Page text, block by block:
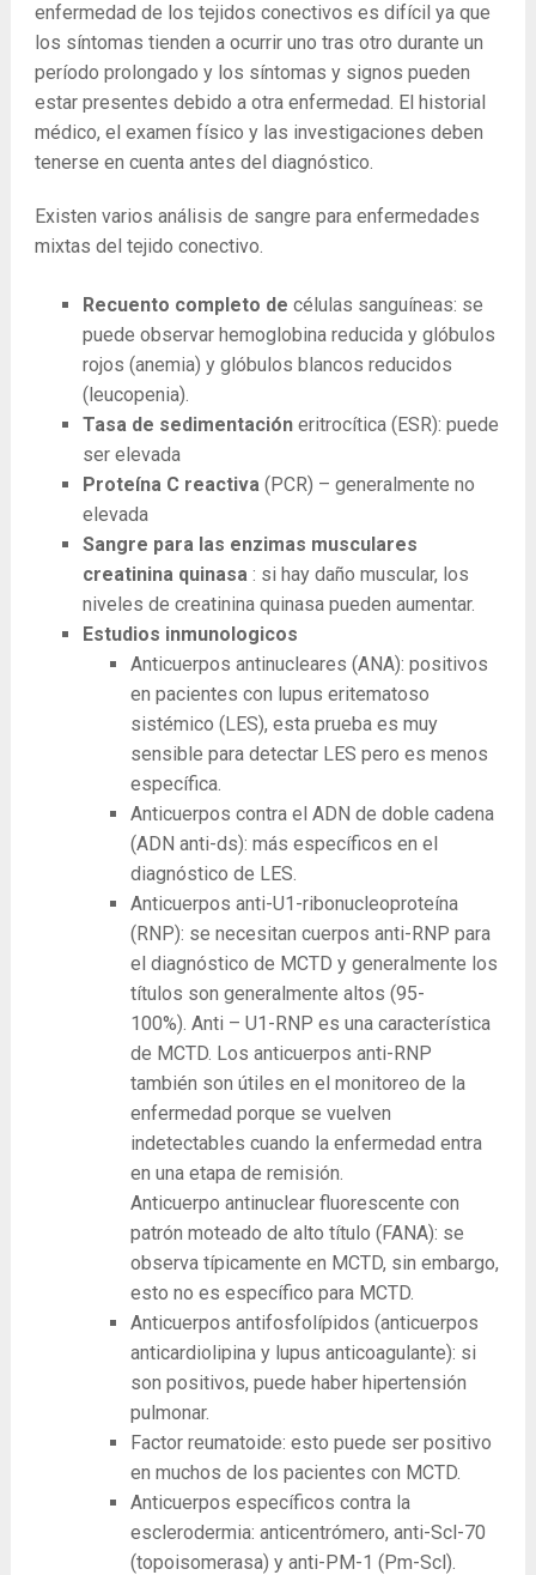
enfermedad de los tejidos conectivos es difícil ya que
los síntomas tienden a ocurrir uno tras otro durante un
período prolongado y los síntomas y signos pueden
estar presentes debido a otra enfermedad. El historial
médico, el examen físico y las investigaciones deben
tenerse en cuenta antes del diagnóstico.
Existen varios análisis de sangre para enfermedades
mixtas del tejido conectivo.
Recuento completo de células sanguíneas: se
puede observar hemoglobina reducida y glóbulos
rojos (anemia) y glóbulos blancos reducidos
(leucopenia).
Tasa de sedimentacióneritrocítica (ESR): puede
ser elevada
Proteína C reactiva(PCR) – generalmente no
elevada
Sangre para las enzimas musculares
creatinina quinasa: si hay daño muscular, los
niveles de creatinina quinasa pueden aumentar.
Estudios inmunologicos
Anticuerpos antinucleares (ANA): positivos
en pacientes con lupus eritematoso
sistémico (LES), esta prueba es muy
sensible para detectar LES pero es menos
específica.
Anticuerpos contra el ADN de doble cadena
(ADN anti-ds): más específicos en el
diagnóstico de LES.
Anticuerpos anti-U1-ribonucleoproteína
(RNP): se necesitan cuerpos anti-RNP para
el diagnóstico de MCTD y generalmente los
títulos son generalmente altos (95-
100%). Anti – U1-RNP es una característica
de MCTD. Los anticuerpos anti-RNP
también son útiles en el monitoreo de la
enfermedad porque se vuelven
indetectables cuando la enfermedad entra
en una etapa de remisión.
Anticuerpo antinuclear fluorescente con
patrón moteado de alto título (FANA): se
observa típicamente en MCTD, sin embargo,
esto no es específico para MCTD.
Anticuerpos antifosfolípidos (anticuerpos
anticardiolipina y lupus anticoagulante): si
son positivos, puede haber hipertensión
pulmonar.
Factor reumatoide: esto puede ser positivo
en muchos de los pacientes con MCTD.
Anticuerpos específicos contra la
esclerodermia: anticentrómero, anti-Scl-70
(topoisomerasa) y anti-PM-1 (Pm-Scl).